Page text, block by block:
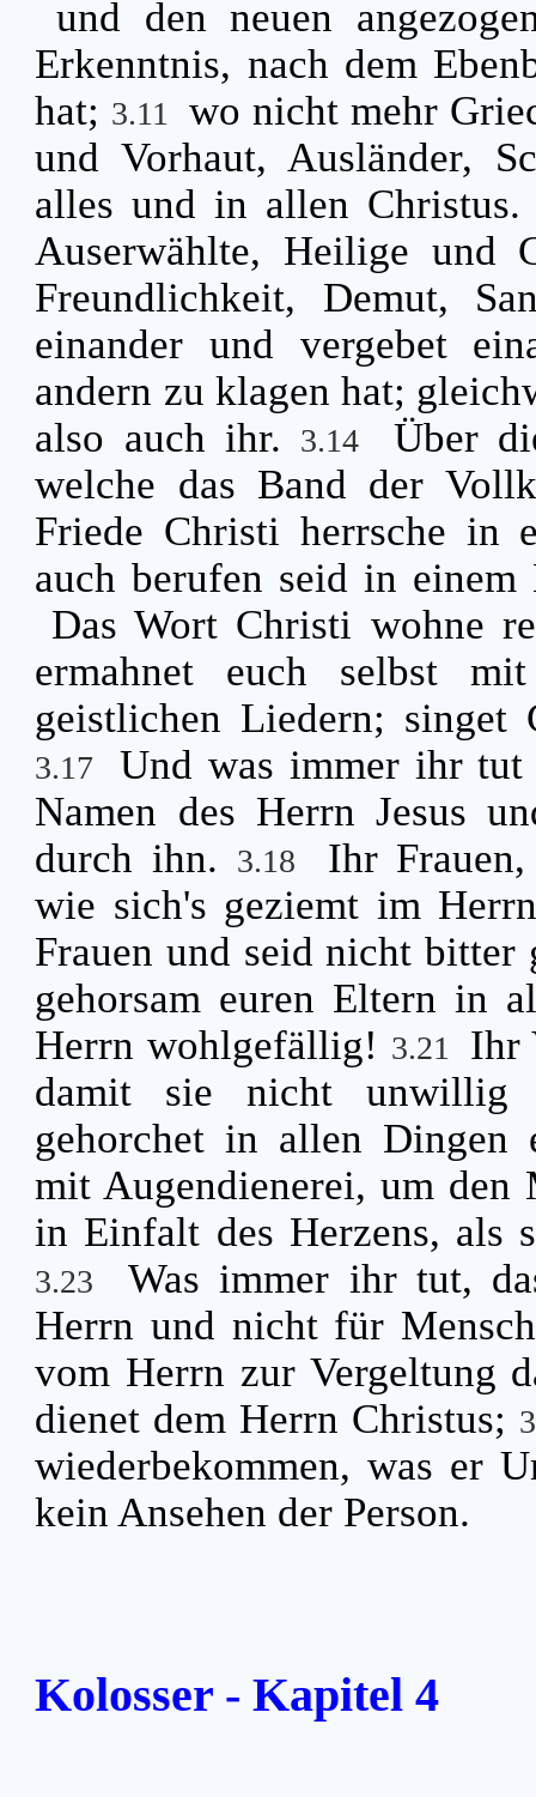
und den neuen
Erkenntnis, nach dem
hat; 3.11 wo nicht mehr
und Vorhaut, Ausländer,
alles und in allen
Auserwählte, Heilige und
Freundlichkeit, Demut,
einander und vergebet
andern zu klagen hat;
also auch ihr.
3.14
Über
welche das Band der
Friede Christi herrsche in
auch berufen seid in
Das Wort Christi wohne
ermahnet euch selbst
geistlichen Liedern;
3.17
Und was immer ihr
Namen des Herrn Jesus
durch ihn.
3.18
Ihr
wie sich's geziemt im
Frauen und seid nicht bitter
gehorsam euren Eltern in
Herrn wohlgefällig! 3.21
Ihr
damit sie nicht
gehorchet in allen Dingen
mit Augendienerei, um den
in Einfalt des Herzens, als
3.23
Was immer ihr tut,
Herrn und nicht für
vom Herrn zur Vergeltung
dienet dem Herrn Christus;
wiederbekommen, was er
kein Ansehen der Person.
Kolosser - Kapitel 4